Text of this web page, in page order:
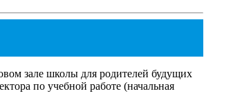
зале школы для родителей будущих
по учебной работе (начальная